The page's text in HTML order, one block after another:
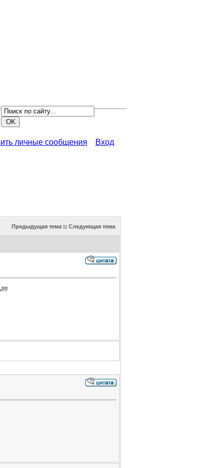
личные сообщения Вход
Предыдущая тема:: Следующая тема